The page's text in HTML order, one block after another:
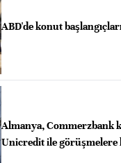
ABD'de konut
Almanya, Commerzbank
Unicredit ile görüşmelere